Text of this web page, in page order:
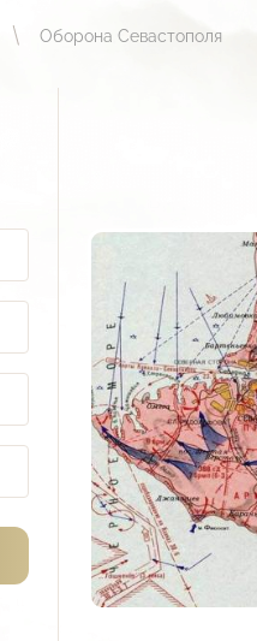
Оборона Севастополя